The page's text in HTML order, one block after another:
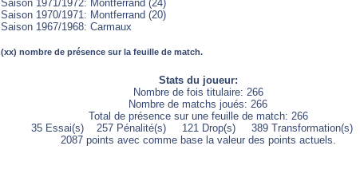
Saison 1971/1972: Montferrand (24)
Saison 1970/1971: Montferrand (20)
Saison 1967/1968: Carmaux
(xx) nombre de présence sur la feuille de match.
Stats du joueur:
Nombre de fois titulaire: 266
Nombre de matchs joués: 266
Total de présence sur une feuille de match: 266
35 Essai(s) 257 Pénalité(s) 121 Drop(s) 389 Transformation(s)
2087 points avec comme base la valeur des points actuels.